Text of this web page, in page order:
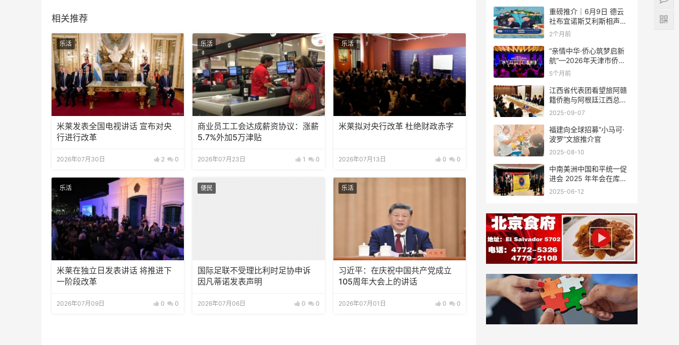
相关推荐
乐活
米莱发表全国电视讲话 宣布对央
行进行改革
2026年07月30日 2 0
乐活
商业员工工会达成薪资协议：涨薪
5.7%外加5万津贴
2026年07月23日 1 0
乐活
米莱拟对央行改革 杜绝财政赤字
2026年07月13日 0 0
乐活
米莱在独立日发表讲话 将推进下
一阶段改革
2026年07月09日 0 0
便民
国际足联不受理比利时足协申诉
因凡蒂诺发表声明
2026年07月06日 0 0
乐活
习近平：在庆祝中国共产党成立
105周年大会上的讲话
2026年07月01日 0 0
重磅推介｜6月9日 德云
社布宜诺斯艾利斯相声专
场！国风曲艺邂逅南美风
结！
2个月前
“亲情中华·侨心筑梦启新
航”—2026年天津市侨界
新春联谊活动成功举办
5个月前
江西省代表团看望旅阿赣
籍侨胞与阿根廷江西总商
会座谈
2025-09-07
福建向全球招募“小马可·
波罗”文旅推介官
2025-08-10
中南美洲中国和平统一促
进会 2025 年年会在库拉
索圆满举行，共绘反“独”
2025-06-12